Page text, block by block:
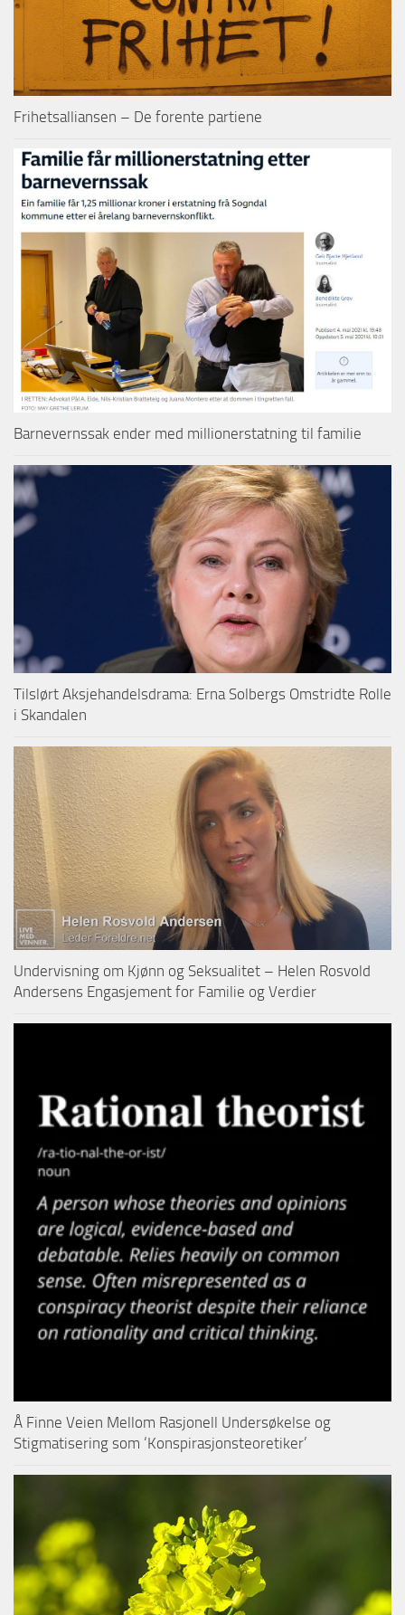
Frihetsalliansen – De forente partiene
Barnevernssak ender med millionerstatning til familie
Tilslørt Aksjehandelsdrama: Erna Solbergs Omstridte Rolle
i Skandalen
Undervisning om Kjønn og Seksualitet – Helen Rosvold
Andersens Engasjement for Familie og Verdier
Å Finne Veien Mellom Rasjonell Undersøkelse og
Stigmatisering som ‘Konspirasjonsteoretiker’